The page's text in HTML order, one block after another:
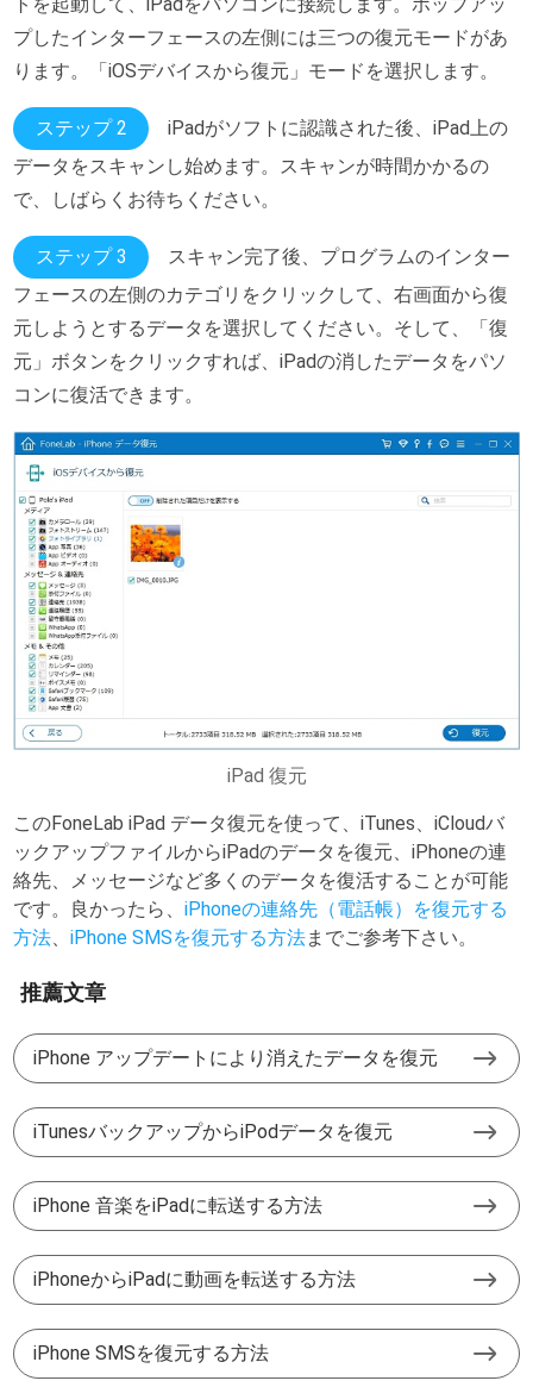
プしたインターフェースの左側には三つの復元モードがあ
ります。「iOSデバイスから復元」モードを選択します。
ステップ 2
iPadがソフトに認識された後、iPad上の
データをスキャンし始めます。スキャンが時間かかるの
で、しばらくお待ちください。
ステップ 3
スキャン完了後、プログラムのインター
フェースの左側のカテゴリをクリックして、右画面から復
元しようとするデータを選択してください。そして、「復
元」ボタンをクリックすれば、iPadの消したデータをパソ
コンに復活できます。
iPad 復元
このFoneLab iPad データ復元を使って、iTunes、iCloudバ
ックアップファイルからiPadのデータを復元、iPhoneの連
絡先、メッセージなど多くのデータを復活することが可能
です。良かったら、iPhoneの連絡先（電話帳）を復元する
方法 、iPhone SMSを復元する方法までご参考下さい。
推薦文章
iPhone アップデートにより消えたデータを復元
iTunesバックアップからiPodデータを復元
iPhone 音楽をiPadに転送する方法
iPhoneからiPadに動画を転送する方法
iPhone SMSを復元する方法